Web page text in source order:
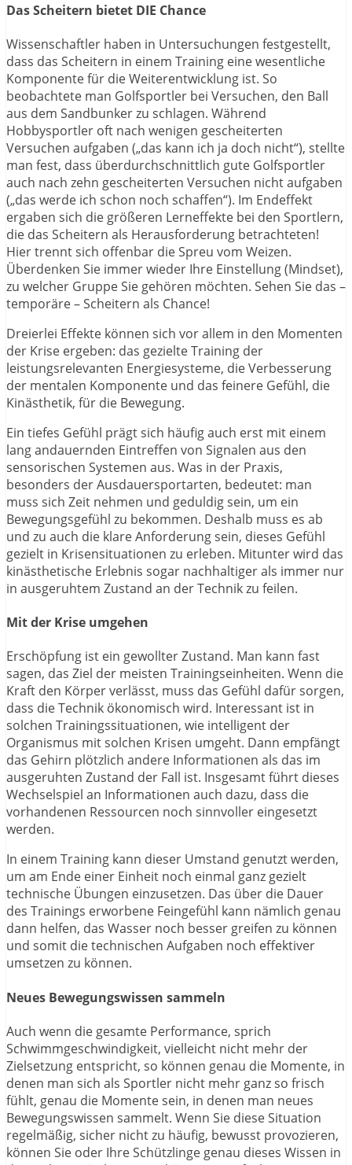
Das Scheitern bietet DIE Chance
Wissenschaftler haben in Untersuchungen festgestellt,
dass das Scheitern in einem Training eine wesentliche
Komponente für die Weiterentwicklung ist. So
beobachtete man Golfsportler bei Versuchen, den Ball
aus dem Sandbunker zu schlagen. Während
Hobbysportler oft nach wenigen gescheiterten
Versuchen aufgaben („das kann ich ja doch nicht“), stellte
man fest, dass überdurchschnittlich gute Golfsportler
auch nach zehn gescheiterten Versuchen nicht aufgaben
(„das werde ich schon noch schaffen“). Im Endeffekt
ergaben sich die größeren Lerneffekte bei den Sportlern,
die das Scheitern als Herausforderung betrachteten!
Hier trennt sich offenbar die Spreu vom Weizen.
Überdenken Sie immer wieder Ihre Einstellung (Mindset),
zu welcher Gruppe Sie gehören möchten. Sehen Sie das –
temporäre – Scheitern als Chance!
Dreierlei Effekte können sich vor allem in den Momenten
der Krise ergeben: das gezielte Training der
leistungsrelevanten Energiesysteme, die Verbesserung
der mentalen Komponente und das feinere Gefühl, die
Kinästhetik, für die Bewegung.
Ein tiefes Gefühl prägt sich häufig auch erst mit einem
lang andauernden Eintreffen von Signalen aus den
sensorischen Systemen aus. Was in der Praxis,
besonders der Ausdauersportarten, bedeutet: man
muss sich Zeit nehmen und geduldig sein, um ein
Bewegungsgefühl zu bekommen. Deshalb muss es ab
und zu auch die klare Anforderung sein, dieses Gefühl
gezielt in Krisensituationen zu erleben. Mitunter wird das
kinästhetische Erlebnis sogar nachhaltiger als immer nur
in ausgeruhtem Zustand an der Technik zu feilen.
Mit der Krise umgehen
Erschöpfung ist ein gewollter Zustand. Man kann fast
sagen, das Ziel der meisten Trainingseinheiten. Wenn die
Kraft den Körper verlässt, muss das Gefühl dafür sorgen,
dass die Technik ökonomisch wird. Interessant ist in
solchen Trainingssituationen, wie intelligent der
Organismus mit solchen Krisen umgeht. Dann empfängt
das Gehirn plötzlich andere Informationen als das im
ausgeruhten Zustand der Fall ist. Insgesamt führt dieses
Wechselspiel an Informationen auch dazu, dass die
vorhandenen Ressourcen noch sinnvoller eingesetzt
werden.
In einem Training kann dieser Umstand genutzt werden,
um am Ende einer Einheit noch einmal ganz gezielt
technische Übungen einzusetzen. Das über die Dauer
des Trainings erworbene Feingefühl kann nämlich genau
dann helfen, das Wasser noch besser greifen zu können
und somit die technischen Aufgaben noch effektiver
umsetzen zu können.
Neues Bewegungswissen sammeln
Auch wenn die gesamte Performance, sprich
Schwimmgeschwindigkeit, vielleicht nicht mehr der
Zielsetzung entspricht, so können genau die Momente, in
denen man sich als Sportler nicht mehr ganz so frisch
fühlt, genau die Momente sein, in denen man neues
Bewegungswissen sammelt. Wenn Sie diese Situation
regelmäßig, sicher nicht zu häufig, bewusst provozieren,
können Sie oder Ihre Schützlinge genau dieses Wissen in